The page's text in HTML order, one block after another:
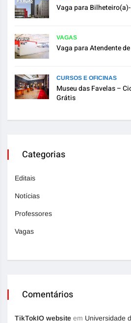
Vaga para
VAGAS
Vaga para Atendente
CURSOS E OFICINAS
Museu das Favelas –
Grátis
Categorias
Editais
Notícias
Professores
Vagas
Comentários
TikTokIO website em Universidade